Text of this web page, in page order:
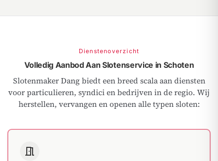
Dienstenoverzicht
Volledig Aanbod Aan Slotenservice in Schoten
Slotenmaker Dang biedt een breed scala aan diensten
voor particulieren, syndici en bedrijven in de regio. Wij
herstellen, vervangen en openen alle typen sloten:
meeting_room